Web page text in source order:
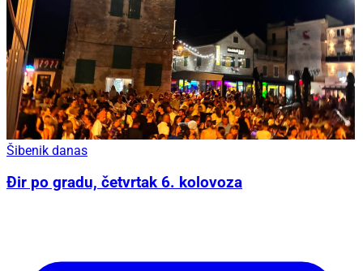
Šibenik danas
Đir po gradu, četvrtak 6. kolovoza